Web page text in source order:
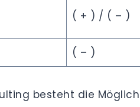
( + ) / ( – )
( – )
besteht die